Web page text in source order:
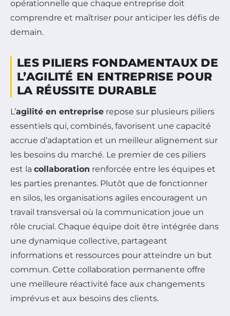
opérationnelle que chaque entreprise doit
comprendre et maîtriser pour anticiper les défis de
demain.
LES PILIERS FONDAMENTAUX DE
L’AGILITÉ EN ENTREPRISE POUR
LA RÉUSSITE DURABLE
L’agilité en entreprise repose sur plusieurs piliers
essentiels qui, combinés, favorisent une capacité
accrue d’adaptation et un meilleur alignement sur
les besoins du marché. Le premier de ces piliers
est la collaboration renforcée entre les équipes et
les parties prenantes. Plutôt que de fonctionner
en silos, les organisations agiles encouragent un
travail transversal où la communication joue un
rôle crucial. Chaque équipe doit être intégrée dans
une dynamique collective, partageant
informations et ressources pour atteindre un but
commun. Cette collaboration permanente offre
une meilleure réactivité face aux changements
imprévus et aux besoins des clients.